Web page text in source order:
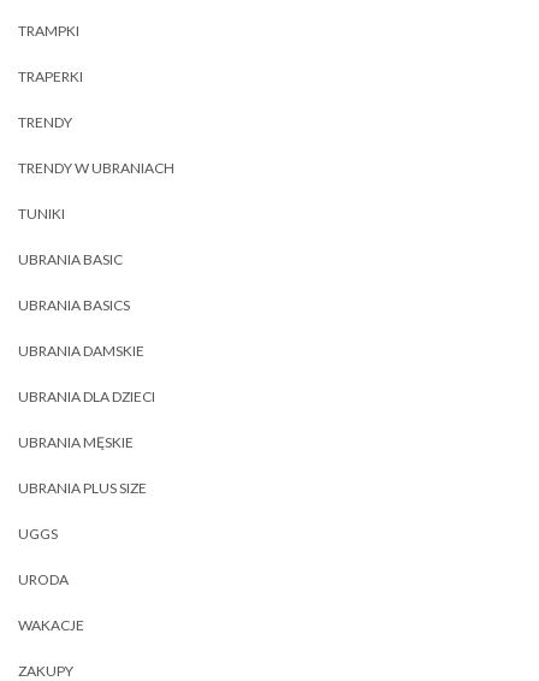
TRAMPKI
TRAPERKI
TRENDY
TRENDY W UBRANIACH
TUNIKI
UBRANIA BASIC
UBRANIA BASICS
UBRANIA DAMSKIE
UBRANIA DLA DZIECI
UBRANIA MĘSKIE
UBRANIA PLUS SIZE
UGGS
URODA
WAKACJE
ZAKUPY